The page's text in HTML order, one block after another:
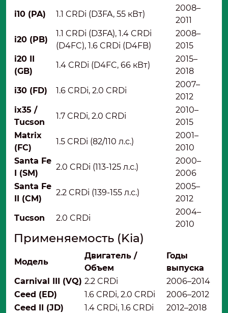
i10 (PA) 1.1 CRDi (D3FA, 55 кВт)
2008–
2011
i20 (PB)
1.1 CRDi (D3FA), 1.4 CRDi
(D4FC), 1.6 CRDi (D4FB)
2008–
2015
i20 II
(GB)
1.4 CRDi (D4FC, 66 кВт)
2015–
2018
i30 (FD)
1.6 CRDi, 2.0 CRDi
2007–
2012
ix35 /
Tucson
1.7 CRDi, 2.0 CRDi
2010–
2015
Matrix
(FC)
1.5 CRDi (82/110 л.с.)
2001–
2010
Santa Fe
I (SM)
2.0 CRDi (113-125 л.с.)
2000–
2006
Santa Fe
II (CM)
2.2 CRDi (139-155 л.с.)
2005–
2012
Tucson
2.0 CRDi
2004–
2010
Применяемость (Kia)
Модель
Двигатель /
Объем
Годы
выпуска
Carnival III (VQ) 2.2 CRDi
2006–2014
Ceed (ED)
1.6 CRDi, 2.0 CRDi
2006–2012
Ceed II (JD)
1.4 CRDi, 1.6 CRDi
2012–2018